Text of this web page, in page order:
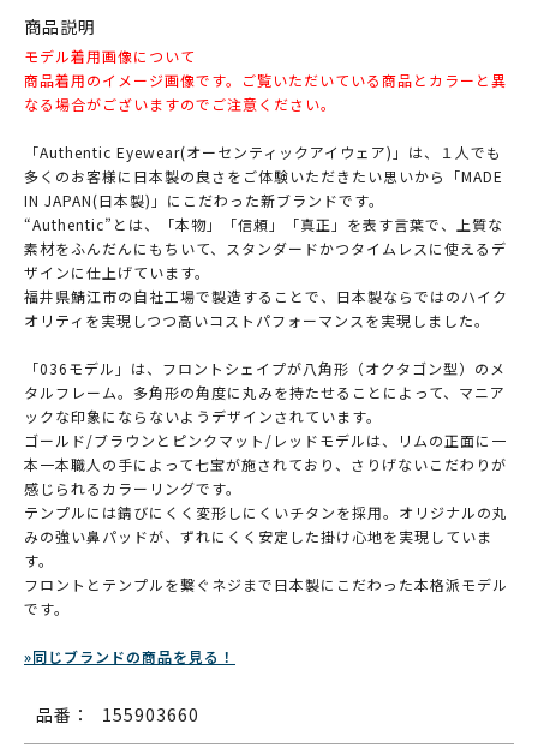
商品説明
モデル着用画像について
商品着用のイメージ画像です。ご覧いただいている商品とカラーと異
なる場合がございますのでご注意ください。
「Authentic Eyewear(オーセンティックアイウェア)」は、１人でも
多くのお客様に日本製の良さをご体験いただきたい思いから「MADE
IN JAPAN(日本製)」にこだわった新ブランドです。
“Authentic”とは、「本物」「信頼」「真正」を表す言葉で、上質な
素材をふんだんにもちいて、スタンダードかつタイムレスに使えるデ
ザインに仕上げています。
福井県鯖江市の自社工場で製造することで、日本製ならではのハイク
オリティを実現しつつ高いコストパフォーマンスを実現しました。
「036モデル」は、フロントシェイプが八角形（オクタゴン型）のメ
タルフレーム。多角形の角度に丸みを持たせることによって、マニア
ックな印象にならないようデザインされています。
ゴールド/ブラウンとピンクマット/レッドモデルは、リムの正面に一
本一本職人の手によって七宝が施されており、さりげないこだわりが
感じられるカラーリングです。
テンプルには錆びにくく変形しにくいチタンを採用。オリジナルの丸
みの強い鼻パッドが、ずれにくく安定した掛け心地を実現していま
す。
フロントとテンプルを繋ぐネジまで日本製にこだわった本格派モデル
です。
»同じブランドの商品を見る！
品番： 155903660